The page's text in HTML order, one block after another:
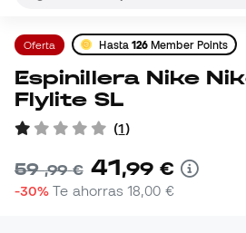
Oferta Hasta 126 Member Points
Espinillera Nike Nike Mercurial
Flylite SL
(1)
59,99 € 41,99 €
-30% Te ahorras18,00 €